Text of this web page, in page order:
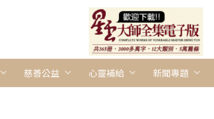
慈善公益 心靈補給 新聞專題